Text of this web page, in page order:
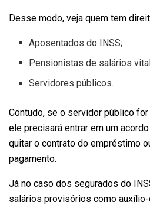
Desse modo, veja quem tem
Aposentados do INSS;
Pensionistas de salários
Servidores públicos.
Contudo, se o servidor público
ele precisará entrar em um
quitar o contrato do empréstimo
pagamento.
Já no caso dos segurados do
salários provisórios como